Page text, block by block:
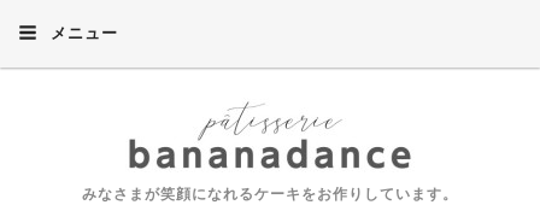
メニュー
みなさまが笑顔になれるケーキをお作りしています。